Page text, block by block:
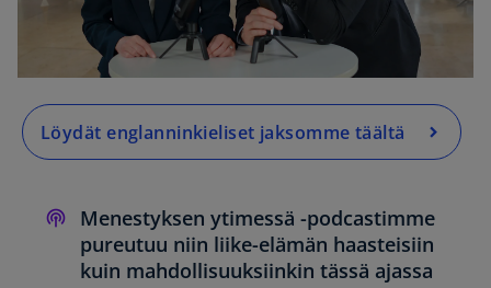
Löydät englanninkieliset jaksomme täältä
Menestyksen ytimessä -podcastimme
pureutuu niin liike-elämän haasteisiin
kuin mahdollisuuksiinkin tässä ajassa